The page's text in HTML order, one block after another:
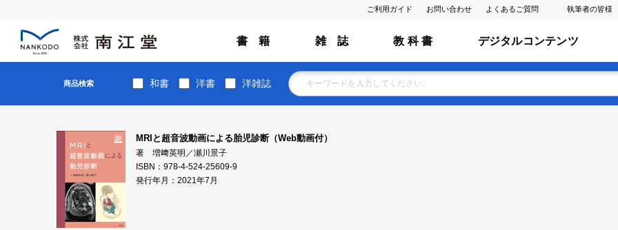
ご利用ガイド お問い合わせ よくあるご質問 執筆者の皆様
書 籍 雑 誌 教 科 書 デジタルコンテンツ
商品検索 和書 洋書 洋雑誌
MRIと超音波動画による胎児診断（Web動画付）
著 増﨑英明／瀬川景子
ISBN：978-4-524-25609-9
発行年月：2021年7月